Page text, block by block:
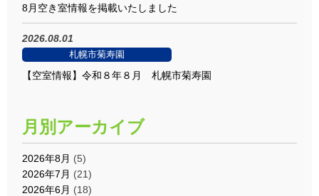
8月空き室情報を掲載いたしました
2026.08.01
札幌市菊寿園
【空室情報】令和８年８月 札幌市菊寿園
月別アーカイブ
2026年8月 (5)
2026年7月 (21)
2026年6月 (18)